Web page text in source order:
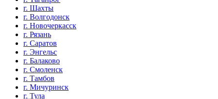
г. Шахты
г. Волгодонск
г. Новочеркасск
г. Рязань
г. Саратов
г. Энгельс
г. Балаково
г. Смоленск
г. Тамбов
г. Мичуринск
г. Тула